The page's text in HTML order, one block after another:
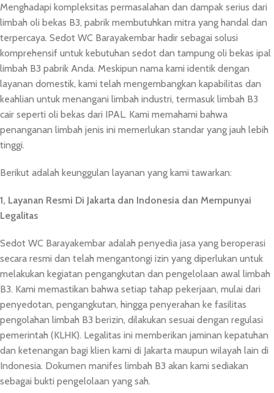
Menghadapi kompleksitas permasalahan dan dampak serius dari
limbah oli bekas B3, pabrik membutuhkan mitra yang handal dan
terpercaya. Sedot WC Barayakembar hadir sebagai solusi
komprehensif untuk kebutuhan sedot dan tampung oli bekas ipal
limbah B3 pabrik Anda. Meskipun nama kami identik dengan
layanan domestik, kami telah mengembangkan kapabilitas dan
keahlian untuk menangani limbah industri, termasuk limbah B3
cair seperti oli bekas dari IPAL. Kami memahami bahwa
penanganan limbah jenis ini memerlukan standar yang jauh lebih
tinggi.
Berikut adalah keunggulan layanan yang kami tawarkan:
1, Layanan Resmi Di Jakarta dan Indonesia dan Mempunyai
Legalitas
Sedot WC Barayakembar adalah penyedia jasa yang beroperasi
secara resmi dan telah mengantongi izin yang diperlukan untuk
melakukan kegiatan pengangkutan dan pengelolaan awal limbah
B3. Kami memastikan bahwa setiap tahap pekerjaan, mulai dari
penyedotan, pengangkutan, hingga penyerahan ke fasilitas
pengolahan limbah B3 berizin, dilakukan sesuai dengan regulasi
pemerintah (KLHK). Legalitas ini memberikan jaminan kepatuhan
dan ketenangan bagi klien kami di Jakarta maupun wilayah lain di
Indonesia. Dokumen manifes limbah B3 akan kami sediakan
sebagai bukti pengelolaan yang sah.